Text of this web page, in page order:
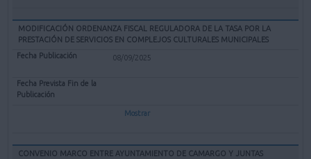
MODIFICACIÓN ORDENANZA FISCAL REGULADORA DE LA TASA POR LA
PRESTACIÓN DE SERVICIOS EN COMPLEJOS CULTURALES MUNICIPALES
08/09/2025
Mostrar
CONVENIO MARCO ENTRE AYUNTAMIENTO DE CAMARGO Y JUNTAS